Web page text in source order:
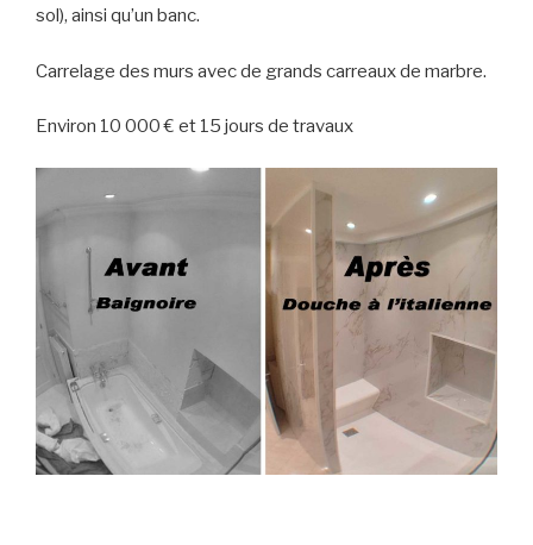
sol), ainsi qu’un banc.
Carrelage des murs avec de grands carreaux de marbre.
Environ 10 000 € et 15 jours de travaux